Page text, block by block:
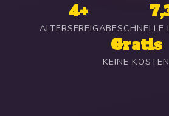
4+
ALTERSFREIGABESCHNELLE
Gratis
KEINE KOSTEN